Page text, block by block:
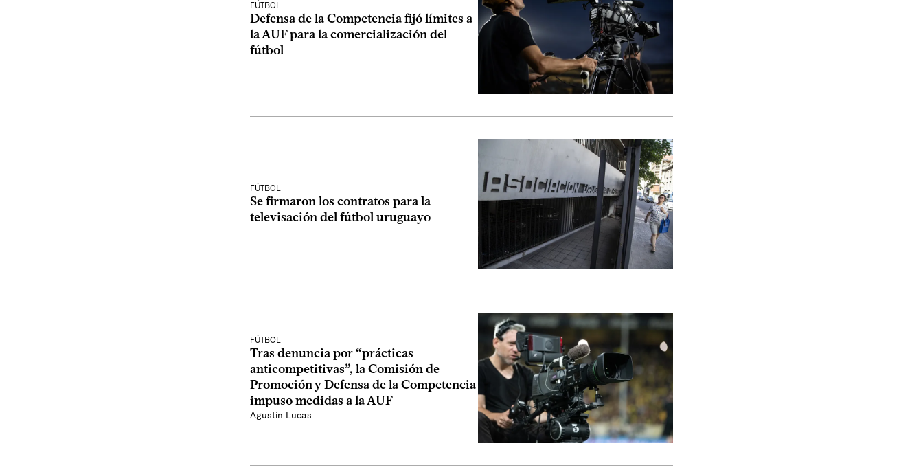
FÚTBOL
Defensa de la Competencia fijó límites a
la AUF para la comercialización del
fútbol
FÚTBOL
Se firmaron los contratos para la
televisación del fútbol uruguayo
FÚTBOL
Tras denuncia por “prácticas
anticompetitivas”, la Comisión de
Promoción y Defensa de la Competencia
impuso medidas a la AUF
Agustín Lucas